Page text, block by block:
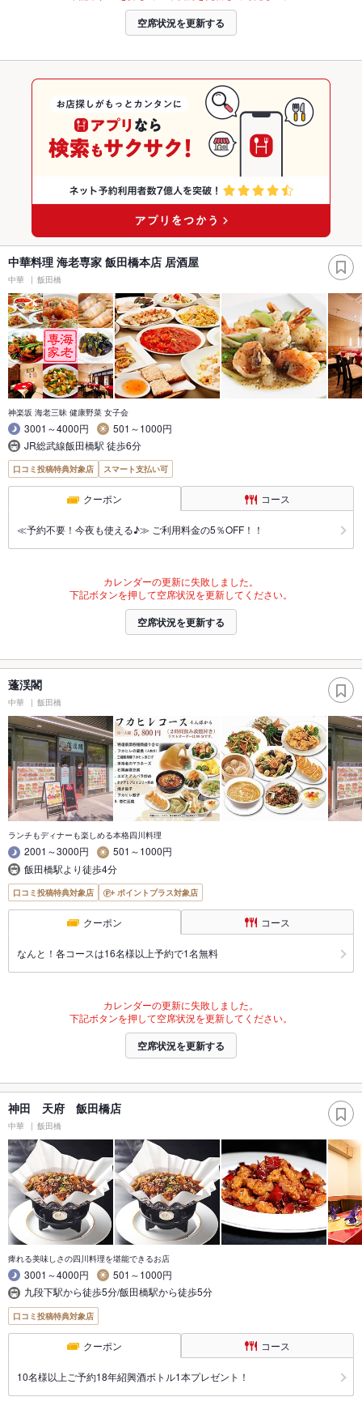
空席状況を更新する
中華料理 海老専家 飯田橋本店 居酒屋
中華 飯田橋
神楽坂 海老三昧 健康野菜 女子会
3001～4000円
501～1000円
JR総武線飯田橋駅 徒歩6分
口コミ投稿特典対象店 スマート支払い可
クーポン コース
≪予約不要！今夜も使える♪≫ ご利用料金の5％OFF！！
カレンダーの更新に失敗しました。
下記ボタンを押して空席状況を更新してください。
空席状況を更新する
蓬渓閣
中華 飯田橋
ランチもディナーも楽しめる本格四川料理
2001～3000円
501～1000円
飯田橋駅より徒歩4分
口コミ投稿特典対象店 ポイントプラス対象店
クーポン コース
なんと！各コースは16名様以上予約で1名無料
カレンダーの更新に失敗しました。
下記ボタンを押して空席状況を更新してください。
空席状況を更新する
神田 天府 飯田橋店
中華 飯田橋
痺れる美味しさの四川料理を堪能できるお店
3001～4000円
501～1000円
九段下駅から徒歩5分/飯田橋駅から徒歩5分
口コミ投稿特典対象店
クーポン コース
10名様以上ご予約18年紹興酒ボトル1本プレゼント！